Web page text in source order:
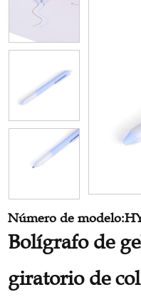
Número de
Bolígrafo de
giratorio de